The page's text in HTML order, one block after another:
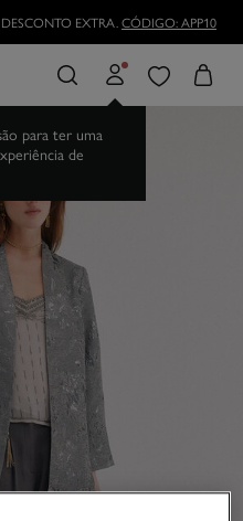
EXTRA.CÓDIGO: APP10
para ter uma
de